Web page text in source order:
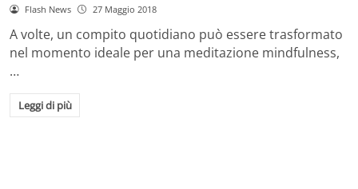
Flash News 27 Maggio 2018
A volte, un compito quotidiano può essere trasformato
nel momento ideale per una meditazione mindfulness,
…
Leggi di più